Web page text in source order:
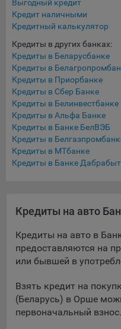
составить представление
сайта в целом. Общество
анализа трафика на сайтах.
9.5. Файлы cookie,
аудитории и в рекламных
Google Analytics.
Технические/
Необходимые для
платформ «Google
(статистические),
передаются третьим
время пользования сайтом;
Отключение
наиболее и наименее
меры по
предпочтений
При этом, некоторые
интернет-сайты в режиме
хранимый на компьютере
Выгодный кредит
Кредит наличными
Кредитный калькулятор
Кредиты в других банках:
Кредиты в Беларусбанке
Кредиты в
Кредиты в Приорбанке
Кредиты в Сбер Банке
Кредиты в Белинвестбанке
Кредиты в Альфа Банке
Кредиты в Банке БелВЭБ
Кредиты в
Кредиты в МТбанке
Кредиты в Банке Дабрабыт
Кредиты на авто
Кредиты на авто в
предоставляются на
или бывшей в
Взять кредит на
(Беларусь) в Орше
первоначальный взнос.